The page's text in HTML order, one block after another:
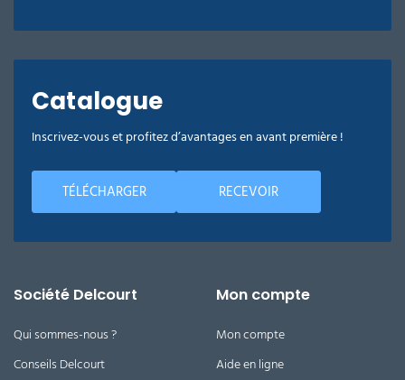
Catalogue
Inscrivez-vous et profitez d’avantages en avant première !
TÉLÉCHARGER RECEVOIR
Société Delcourt
Qui sommes-nous ?
Conseils Delcourt
Mon compte
Mon compte
Aide en ligne